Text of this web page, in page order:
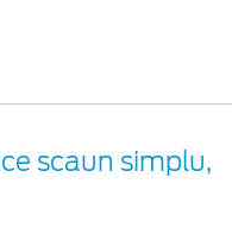
scaun simplu,